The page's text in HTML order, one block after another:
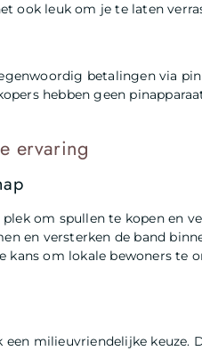
ook leuk om je te laten
betalingen via
hebben geen
ervaring
om spullen te kopen en
en versterken de band
om lokale bewoners te
een milieuvriendelijke keuze.